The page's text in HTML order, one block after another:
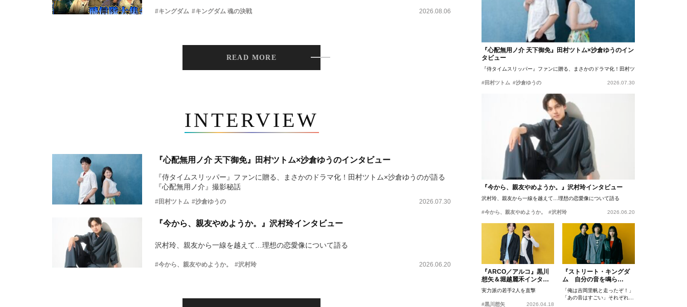
#キングダム #キングダム 魂の決戦 2026.08.06
READ MORE
INTERVIEW
『心配無用ノ介 天下御免』田村ツトム×沙倉ゆうのインタビュー
『侍タイムスリッパー』ファンに贈る、まさかのドラマ化！田村ツトム×沙倉ゆうのが語る
『心配無用ノ介』撮影秘話
#田村ツトム #沙倉ゆうの 2026.07.30
『今から、親友やめようか。』沢村玲インタビュー
沢村玲、親友から一線を越えて…理想の恋愛像について語る
#今から、親友やめようか。 #沢村玲 2026.06.20
『心配無用ノ介 天下御免』田村ツトム×沙倉ゆうのイン
タビュー
『侍タイムスリッパー』ファンに贈る、まさかのドラマ化！田村ツトム×沙倉ゆうのが語
#田村ツトム #沙倉ゆうの 2026.07.30
『今から、親友やめようか。』沢村玲インタビュー
沢村玲、親友から一線を越えて…理想の恋愛像について語る
#今から、親友やめようか。 #沢村玲 2026.06.20
『ARCO／アルコ』黒川
想矢＆堀越麗禾インタビ
ュー
実力派の若手2人を直撃
#黒川想矢 2026.04.18
『ストリート・キングダ
ム 自分の音を鳴ら
せ。』峯田和伸、若葉竜
也、吉岡里帆インタビュ
ー
「俺は吉岡里帆と走ったぞ！」
「あの音はすごい」それぞれの